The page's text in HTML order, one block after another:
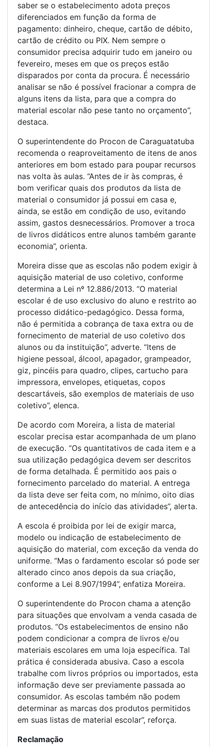
saber se o estabelecimento adota preços
diferenciados em função da forma de
pagamento: dinheiro, cheque, cartão de débito,
cartão de crédito ou PIX. Nem sempre o
consumidor precisa adquirir tudo em janeiro ou
fevereiro, meses em que os preços estão
disparados por conta da procura. É necessário
analisar se não é possível fracionar a compra de
alguns itens da lista, para que a compra do
material escolar não pese tanto no orçamento”,
destaca.
O superintendente do Procon de Caraguatatuba
recomenda o reaproveitamento de itens de anos
anteriores em bom estado para poupar recursos
nas volta às aulas. “Antes de ir às compras, é
bom verificar quais dos produtos da lista de
material o consumidor já possui em casa e,
ainda, se estão em condição de uso, evitando
assim, gastos desnecessários. Promover a troca
de livros didáticos entre alunos também garante
economia”, orienta.
Moreira disse que as escolas não podem exigir à
aquisição material de uso coletivo, conforme
determina a Lei nº 12.886/2013. “O material
escolar é de uso exclusivo do aluno e restrito ao
processo didático-pedagógico. Dessa forma,
não é permitida a cobrança de taxa extra ou de
fornecimento de material de uso coletivo dos
alunos ou da instituição”, adverte. “Itens de
higiene pessoal, álcool, apagador, grampeador,
giz, pincéis para quadro, clipes, cartucho para
impressora, envelopes, etiquetas, copos
descartáveis, são exemplos de materiais de uso
coletivo”, elenca.
De acordo com Moreira, a lista de material
escolar precisa estar acompanhada de um plano
de execução. “Os quantitativos de cada item e a
sua utilização pedagógica devem ser descritos
de forma detalhada. É permitido aos pais o
fornecimento parcelado do material. A entrega
da lista deve ser feita com, no mínimo, oito dias
de antecedência do início das atividades”, alerta.
A escola é proibida por lei de exigir marca,
modelo ou indicação de estabelecimento de
aquisição do material, com exceção da venda do
uniforme. “Mas o fardamento escolar só pode ser
alterado cinco anos depois da sua criação,
conforme a Lei 8.907/1994”, enfatiza Moreira.
O superintendente do Procon chama a atenção
para situações que envolvam a venda casada de
produtos. “Os estabelecimentos de ensino não
podem condicionar a compra de livros e/ou
materiais escolares em uma loja específica. Tal
prática é considerada abusiva. Caso a escola
trabalhe com livros próprios ou importados, esta
informação deve ser previamente passada ao
consumidor. As escolas também não podem
determinar as marcas dos produtos permitidos
em suas listas de material escolar”, reforça.
Reclamação